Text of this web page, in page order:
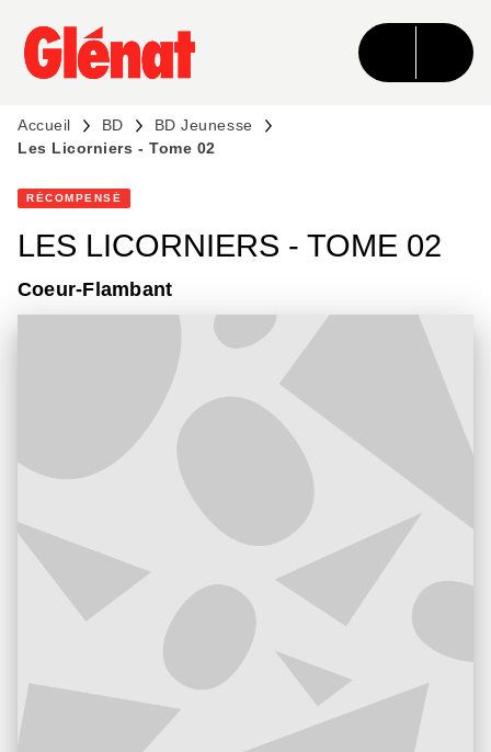
MENU RECHERCHE CONTENU
PIED DE PAGE
Accueil BD
BD Jeunesse
Les Licorniers - Tome 02
RÉCOMPENSÉ
LES LICORNIERS - TOME 02
Coeur-Flambant